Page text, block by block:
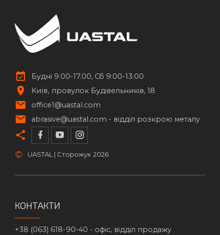
Будні 9.00-17.00, Сб 9:00-13:00
Київ
провулок Будівельників, 18
office1@uastal.com
abrasive@uastal.com - відділ розкрою металу
© UASTAL | Сторожук 2026
КОНТАКТИ
+38 (063) 618-90-40 - офіс, відділ продажу